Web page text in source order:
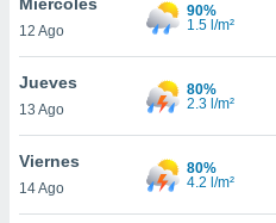
cookies
aceptar
12 Ago
90%
1.5 l/m²
Jueves
13 Ago
80%
2.3 l/m²
Viernes
14 Ago
80%
4.2 l/m²